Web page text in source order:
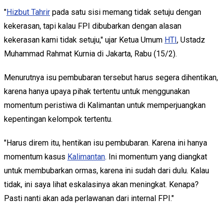
"Hizbut Tahrir pada satu sisi memang tidak setuju dengan
kekerasan, tapi kalau FPI dibubarkan dengan alasan
kekerasan kami tidak setuju," ujar Ketua Umum HTI, Ustadz
Muhammad Rahmat Kurnia di Jakarta, Rabu (15/2).
Menurutnya isu pembubaran tersebut harus segera dihentikan,
karena hanya upaya pihak tertentu untuk menggunakan
momentum peristiwa di Kalimantan untuk memperjuangkan
kepentingan kelompok tertentu.
"Harus direm itu, hentikan isu pembubaran. Karena ini hanya
momentum kasus Kalimantan. Ini momentum yang diangkat
untuk membubarkan ormas, karena ini sudah dari dulu. Kalau
tidak, ini saya lihat eskalasinya akan meningkat. Kenapa?
Pasti nanti akan ada perlawanan dari internal FPI."